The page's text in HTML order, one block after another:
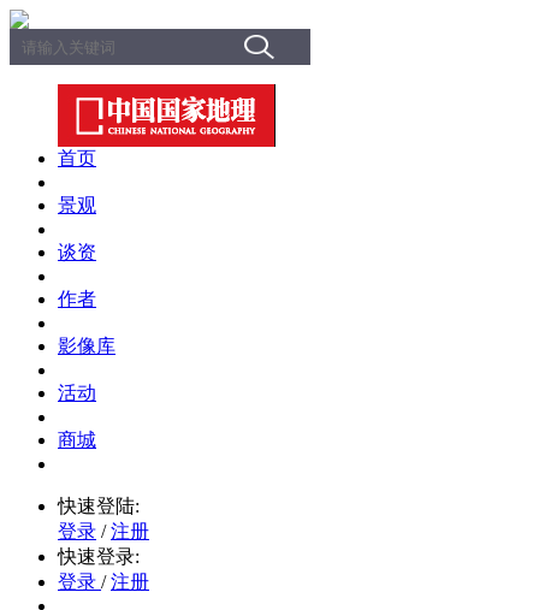
首页
景观
谈资
作者
影像库
活动
商城
快速登陆:
登录 / 注册
快速登录:
登录 / 注册